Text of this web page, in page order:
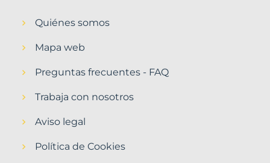
Quiénes somos
Mapa web
Preguntas frecuentes - FAQ
Trabaja con nosotros
Aviso legal
Política de Cookies